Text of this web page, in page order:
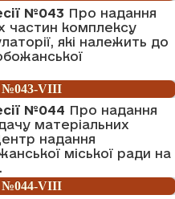
№043 Про надання
частин комплексу
які належить до
№043-VIII
№044 Про надання
матеріальних
надання
міської ради на
№044-VIII